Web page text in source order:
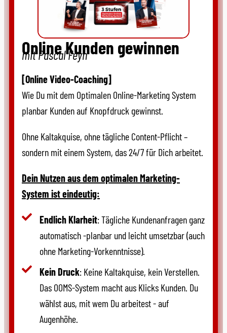
Online Kunden gewinnen
mit Pascal Feyh
[Online Video-Coaching]
Wie Du mit dem Optimalen Online-Marketing System
planbar Kunden auf Knopfdruck gewinnst.
Ohne Kaltakquise, ohne tägliche Content-Pflicht –
sondern mit einem System, das 24/7 für Dich arbeitet.
Dein Nutzen aus dem optimalen Marketing-
System ist eindeutig:
Endlich Klarheit: Tägliche Kundenanfragen ganz
automatisch -planbar und leicht umsetzbar (auch
ohne Marketing-Vorkenntnisse).
Kein Druck: Keine Kaltakquise, kein Verstellen.
Das OOMS-System macht aus Klicks Kunden. Du
wählst aus, mit wem Du arbeitest - auf
Augenhöhe.